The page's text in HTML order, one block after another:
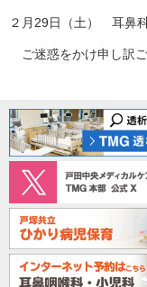
２月29日（土） 耳鼻
ご迷惑をかけ申し訳ご